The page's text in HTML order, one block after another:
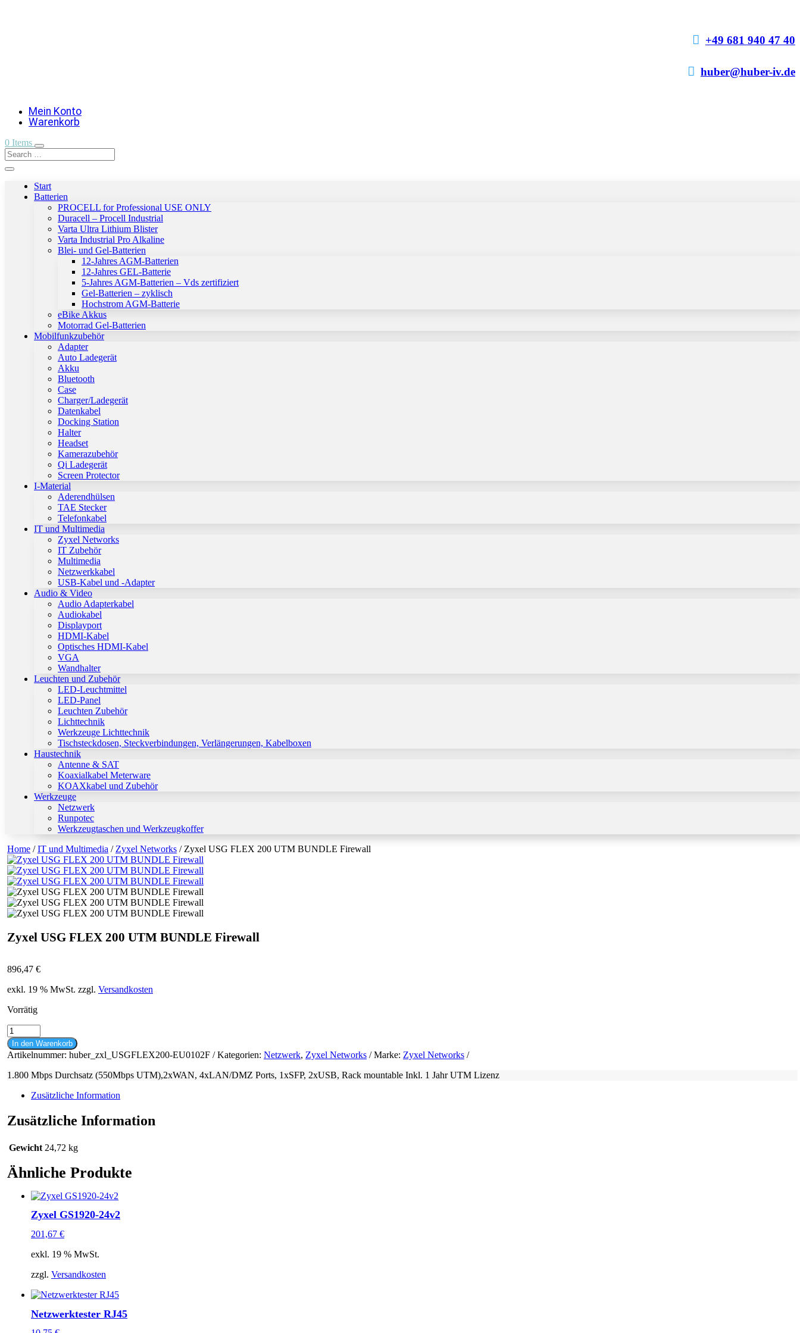
 +49 681 940 47 40
 huber@huber-iv.de
Mein Konto
Warenkorb
0 Items
Start
Batterien
PROCELL for Professional USE ONLY
Duracell – Procell Industrial
Varta Ultra Lithium Blister
Varta Industrial Pro Alkaline
Blei- und Gel-Batterien
12-Jahres AGM-Batterien
12-Jahres GEL-Batterie
5-Jahres AGM-Batterien – Vds zertifiziert
Gel-Batterien – zyklisch
Hochstrom AGM-Batterie
eBike Akkus
Motorrad Gel-Batterien
Mobilfunkzubehör
Adapter
Auto Ladegerät
Akku
Bluetooth
Case
Charger/Ladegerät
Datenkabel
Docking Station
Halter
Headset
Kamerazubehör
Qi Ladegerät
Screen Protector
I-Material
Aderendhülsen
TAE Stecker
Telefonkabel
IT und Multimedia
Zyxel Networks
IT Zubehör
Multimedia
Netzwerkkabel
USB-Kabel und -Adapter
Audio & Video
Audio Adapterkabel
Audiokabel
Displayport
HDMI-Kabel
Optisches HDMI-Kabel
VGA
Wandhalter
Leuchten und Zubehör
LED-Leuchtmittel
LED-Panel
Leuchten Zubehör
Lichttechnik
Werkzeuge Lichttechnik
Tischsteckdosen, Steckverbindungen, Verlängerungen, Kabelboxen
Haustechnik
Antenne & SAT
Koaxialkabel Meterware
KOAXkabel und Zubehör
Werkzeuge
Netzwerk
Runpotec
Werkzeugtaschen und Werkzeugkoffer
Home /IT und Multimedia / Zyxel Networks / Zyxel USG FLEX 200 UTM BUNDLE Firewall
Zyxel USG FLEX 200 UTM BUNDLE Firewall
896,47 €
exkl. 19 % MwSt. zzgl. Versandkosten
Vorrätig
Zyxel
USG
FLEX
200
UTM
BUNDLE
Firewall
In den Warenkorb
Artikelnummer: huber_zxl_USGFLEX200-EU0102F Kategorien: Netzwerk, Zyxel Networks Marke: Zyxel Networks
1.800 Mbps Durchsatz (550Mbps UTM),2xWAN, 4xLAN/DMZ Ports, 1xSFP, 2xUSB, Rack mountable Inkl. 1 Jahr UTM Lizenz
Zusätzliche Information
Zusätzliche Information
Gewicht 24,72 kg
Ähnliche Produkte
Zyxel GS1920-24v2
201,67 €
exkl. 19 % MwSt.
zzgl. Versandkosten
Netzwerktester RJ45